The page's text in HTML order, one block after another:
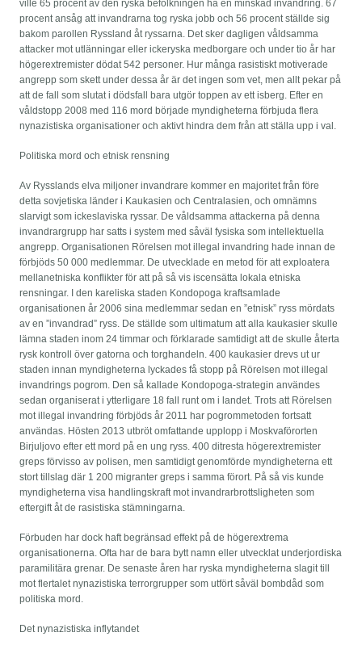
ville 65 procent av den ryska befolkningen ha en minskad invandring. 67
procent ansåg att invandrarna tog ryska jobb och 56 procent ställde sig
bakom parollen Ryssland åt ryssarna. Det sker dagligen våldsamma
attacker mot utlänningar eller ickeryska medborgare och under tio år har
högerextremister dödat 542 personer. Hur många rasistiskt motiverade
angrepp som skett under dessa år är det ingen som vet, men allt pekar på
att de fall som slutat i dödsfall bara utgör toppen av ett isberg. Efter en
våldstopp 2008 med 116 mord började myndigheterna förbjuda flera
nynazistiska organisationer och aktivt hindra dem från att ställa upp i val.
Politiska mord och etnisk rensning
Av Rysslands elva miljoner invandrare kommer en majoritet från före
detta sovjetiska länder i Kaukasien och Centralasien, och omnämns
slarvigt som ickeslaviska ryssar. De våldsamma attackerna på denna
invandrargrupp har satts i system med såväl fysiska som intellektuella
angrepp. Organisationen Rörelsen mot illegal invandring hade innan de
förbjöds 50 000 medlemmar. De utvecklade en metod för att exploatera
mellanetniska konflikter för att på så vis iscensätta lokala etniska
rensningar. I den kareliska staden Kondopoga kraftsamlade
organisationen år 2006 sina medlemmar sedan en ”etnisk” ryss mördats
av en ”invandrad” ryss. De ställde som ultimatum att alla kaukasier skulle
lämna staden inom 24 timmar och förklarade samtidigt att de skulle återta
rysk kontroll över gatorna och torghandeln. 400 kaukasier drevs ut ur
staden innan myndigheterna lyckades få stopp på Rörelsen mot illegal
invandrings pogrom. Den så kallade Kondopoga-strategin användes
sedan organiserat i ytterligare 18 fall runt om i landet. Trots att Rörelsen
mot illegal invandring förbjöds år 2011 har pogrommetoden fortsatt
användas. Hösten 2013 utbröt omfattande upplopp i Moskvaförorten
Birjuljovo efter ett mord på en ung ryss. 400 ditresta högerextremister
greps förvisso av polisen, men samtidigt genomförde myndigheterna ett
stort tillslag där 1 200 migranter greps i samma förort. På så vis kunde
myndigheterna visa handlingskraft mot invandrarbrottsligheten som
eftergift åt de rasistiska stämningarna.
Förbuden har dock haft begränsad effekt på de högerextrema
organisationerna. Ofta har de bara bytt namn eller utvecklat underjordiska
paramilitära grenar. De senaste åren har ryska myndigheterna slagit till
mot flertalet nynazistiska terrorgrupper som utfört såväl bombdåd som
politiska mord.
Det nynazistiska inflytandet